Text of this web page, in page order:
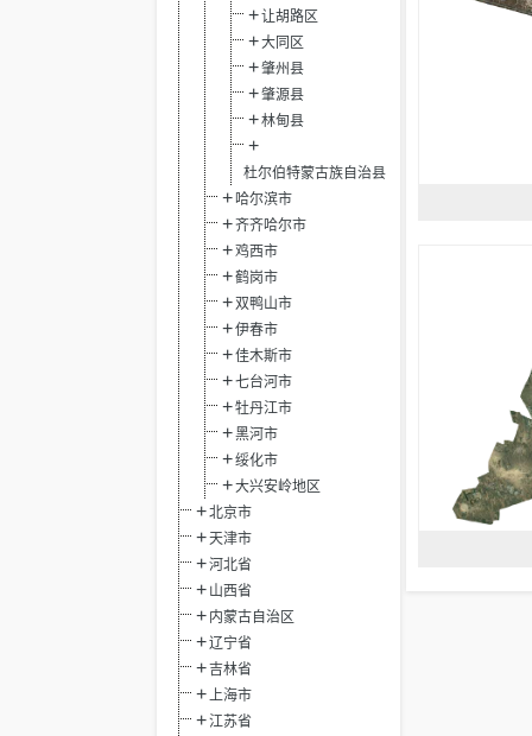
让胡路区
大同区
肇州县
肇源县
林甸县
杜尔伯特蒙古族自治县
哈尔滨市
齐齐哈尔市
鸡西市
鹤岗市
双鸭山市
伊春市
佳木斯市
七台河市
牡丹江市
黑河市
绥化市
大兴安岭地区
北京市
天津市
河北省
山西省
内蒙古自治区
辽宁省
吉林省
上海市
江苏省